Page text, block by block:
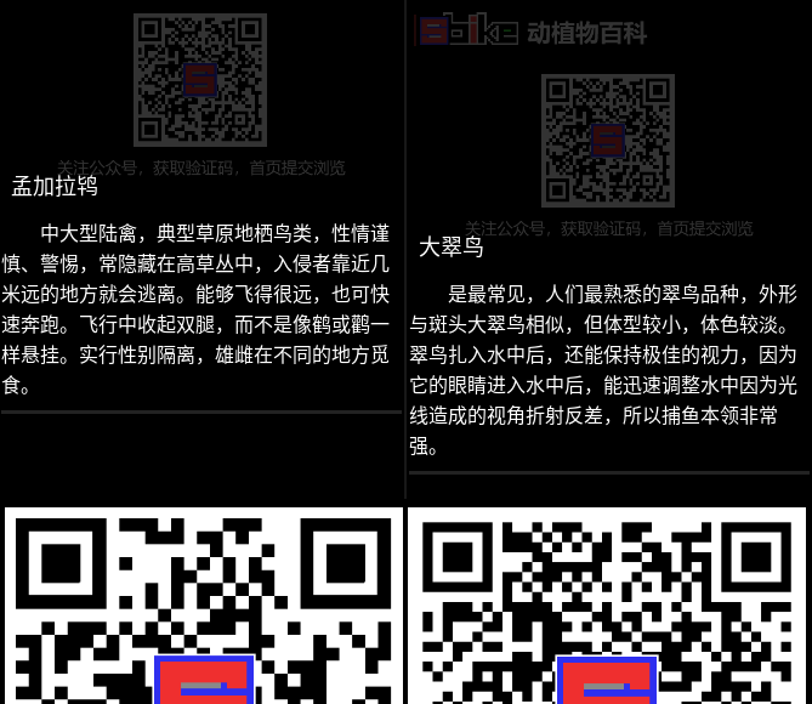
孟加拉鸨
中大型陆禽，典型草原地栖鸟类，性情谨
慎、警惕，常隐藏在高草丛中，入侵者靠近几
米远的地方就会逃离。能够飞得很远，也可快
速奔跑。飞行中收起双腿，而不是像鹤或鹳一
样悬挂。实行性别隔离，雄雌在不同的地方觅
食。
大翠鸟
是最常见，人们最熟悉的翠鸟品种，外形
与斑头大翠鸟相似，但体型较小，体色较淡。
翠鸟扎入水中后，还能保持极佳的视力，因为
它的眼睛进入水中后，能迅速调整水中因为光
线造成的视角折射反差，所以捕鱼本领非常
强。